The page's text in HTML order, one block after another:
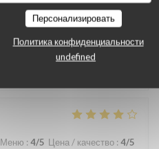
Персонализировать
Политика конфиденциальности
undefined
:5/5 Цена / качество:5
Меню : 4/5 Цена / качество : 4/5